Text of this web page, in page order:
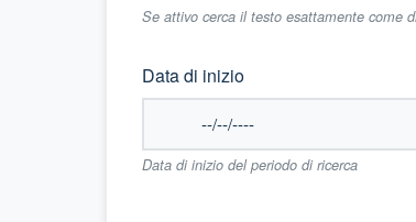
Se attivo cerca il testo esattamente come
Data di inizio
Data di inizio del periodo di ricerca